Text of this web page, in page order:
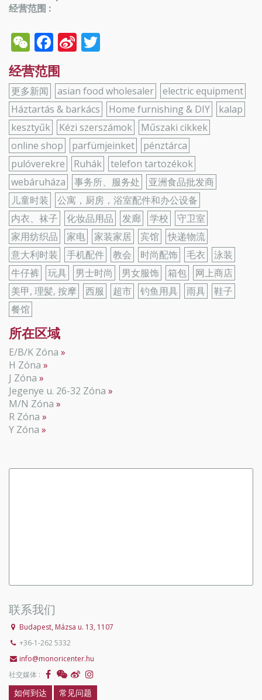
经营范围 :
WeChat
Facebook
Sina
经营范围
更多新闻 asian food wholesaler
electric equipment
Háztartás & barkács
Home furnishing & DIY
kalap
kesztyűk
Kézi szerszámok
Műszaki cikkek
online shop
parfümjeinket
pénztárca
pulóverekre
Ruhák
telefon tartozékok
webáruháza
事务所、服务处
亚洲食品批发商
儿童时装
公寓，厨房，浴室配件和办公设备
内衣、袜子
化妆品用品 发廊 学校
守卫室
家用纺织品
家电 家装家居 宾馆
快递物流
意大利时装
手机配件 教会 时尚配饰 毛衣
泳装
牛仔裤
玩具 男士时尚 男女服饰 箱包
网上商店
美甲, 理髪, 按摩
西服 超市 钓鱼用具 雨具
鞋子
餐馆
所在区域
E/B/K Zóna
H Zóna
J Zóna
Jegenye u. 26-32 Zóna
M/N Zóna
R Zóna
Y Zóna
联系我们
Budapest, Mázsa u. 13, 1107
+36-1-262 5332
info@monoricenter.hu
社交媒体 :
如何到达 常见问题